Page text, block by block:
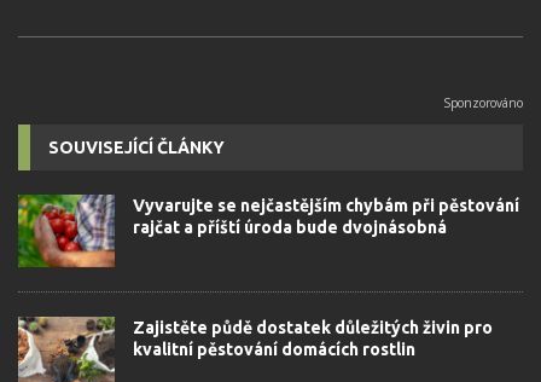
SOUVISEJÍCÍ ČLÁNKY
Vyvarujte se nejčastějším chybám při pěstování
rajčat a příští úroda bude dvojnásobná
Zajistěte půdě dostatek důležitých živin pro
kvalitní pěstování domácích rostlin